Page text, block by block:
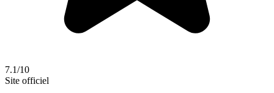
7.1/10
Site officiel